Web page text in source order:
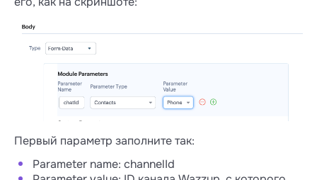
Первый параметр заполните так:
Parameter name: channelId